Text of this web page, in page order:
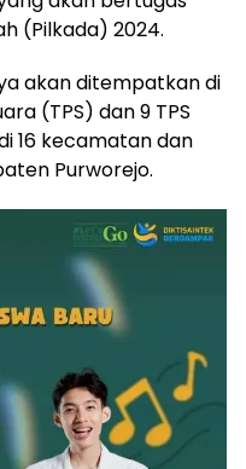
(Pilkada) 2024.
akan ditempatkan di
(TPS) dan 9 TPS
16 kecamatan dan
Purworejo.